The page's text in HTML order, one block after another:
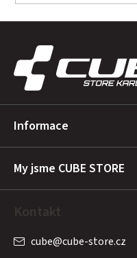
Informace
My jsme CUBE STORE
Kontakt
cube@cube-store.cz